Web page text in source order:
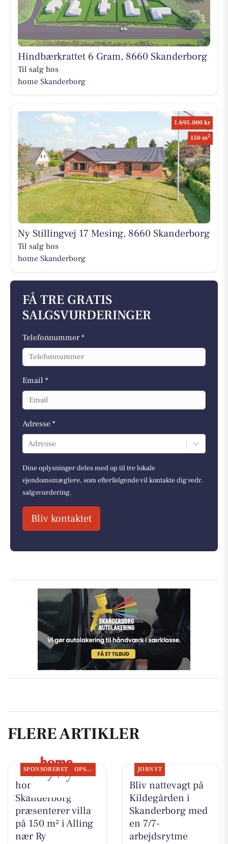
Hindbærkrattet 6 Gram, 8660 Skanderborg
Til salg hos
home Skanderborg
1.695.000 kr
150 m2
Ny Stillingvej 17 Mesing, 8660 Skanderborg
Til salg hos
home Skanderborg
FÅ TRE GRATIS
SALGSVURDERINGER
Telefonnummer *
Email *
Adresse *
Adresse
Dine oplysninger deles med op til tre lokale
ejendomsmæglere, som efterfølgende vil kontakte dig vedr.
salgsvurdering.
Bliv kontaktet
FLERE ARTIKLER
SPONSORERET OPSLAGSTAVLEN
home
Skanderborg
præsenterer villa
på 150 m² i Alling
nær Ry
JOBNYT
Bliv nattevagt på
Kildegården i
Skanderborg med
en 7/7-
arbejdsrytme